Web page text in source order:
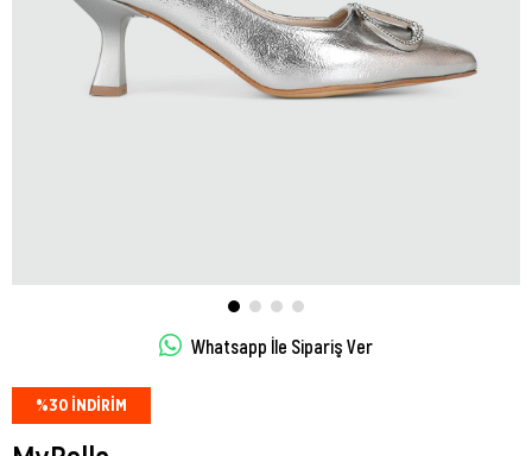
Whatsapp İle Sipariş Ver
%30 İNDIRIM